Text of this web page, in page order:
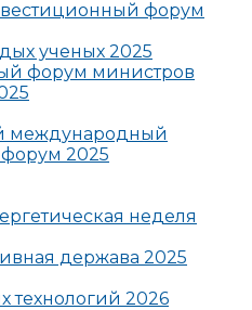
форум
ученых 2025
форум министров
международный
2025
неделя
держава 2025
технологий 2026